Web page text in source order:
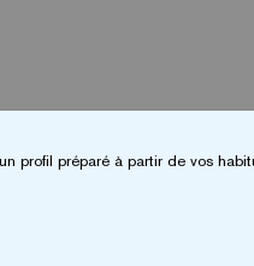
profil préparé à partir de vos